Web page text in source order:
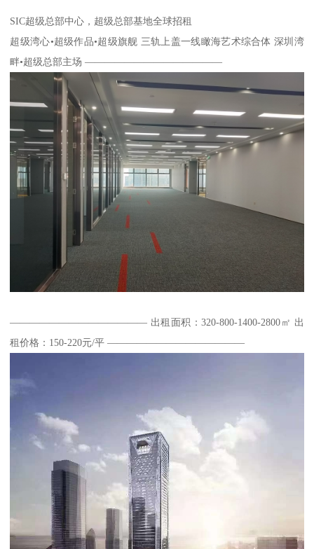
SIC超级总部中心，超级总部基地全球招租
超级湾心•超级作品•超级旗舰 三轨上盖一线瞰海艺术综合体 深圳湾
畔•超级总部主场 ——————————————
—————————————— 出租面积：320-800-1400-2800㎡ 出
租价格：150-220元/平 ——————————————